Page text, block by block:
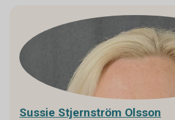
Sussie Stjernström Olsson